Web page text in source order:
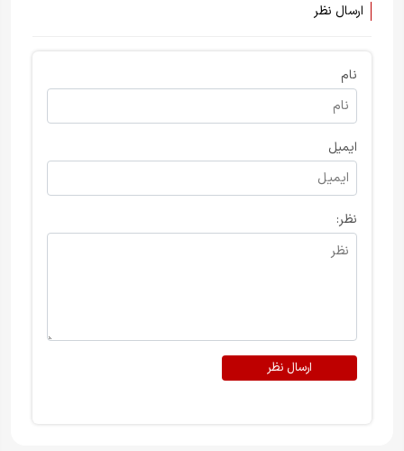
ارسال نظر
نام
ایمیل
نظر:
ارسال نظر